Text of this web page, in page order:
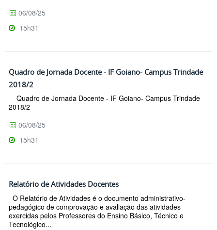
06/08/25
15h31
Quadro de Jornada Docente - IF Goiano- Campus Trindade
2018/2
Quadro de Jornada Docente - IF Goiano- Campus Trindade
2018/2
06/08/25
15h31
Relatório de Atividades Docentes
O Relatório de Atividades é o documento administrativo-
pedagógico de comprovação e avaliação das atividades
exercidas pelos Professores do Ensino Básico, Técnico e
Tecnológico...